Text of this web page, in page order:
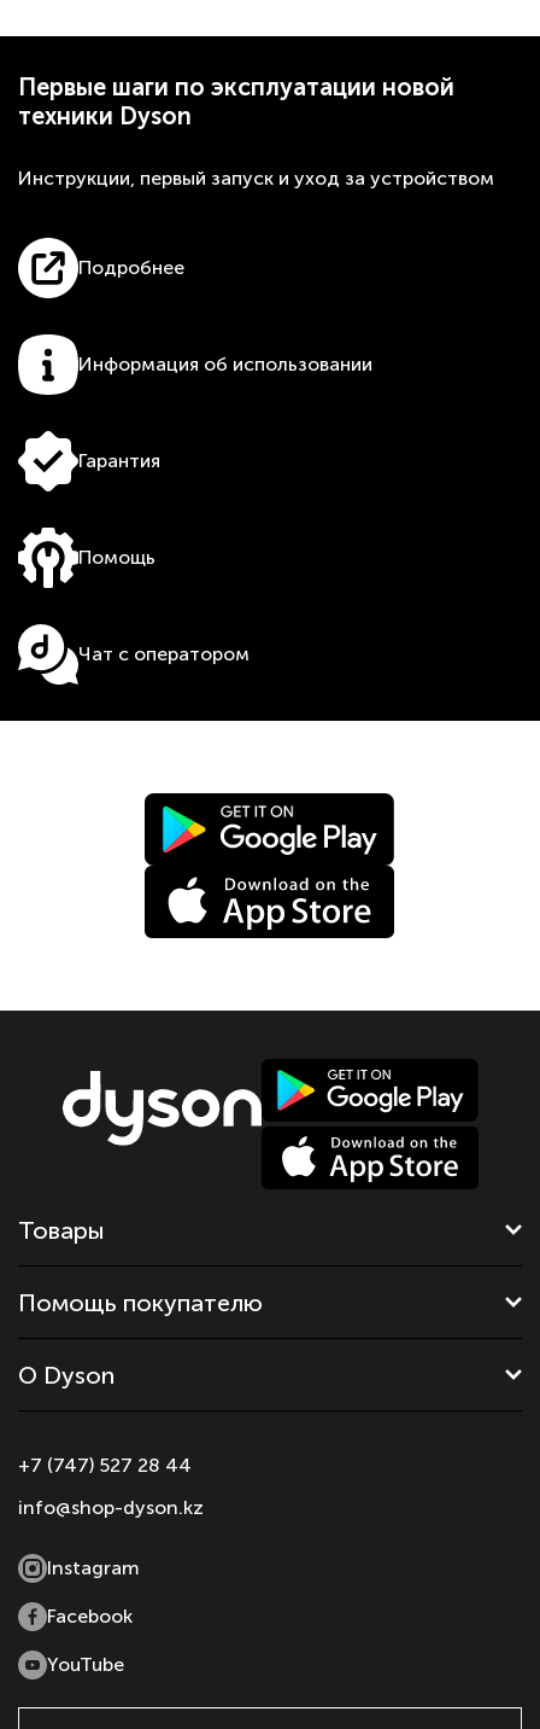
Первые шаги по эксплуатации новой
техники Dyson
Инструкции, первый запуск и уход за устройством
Подробнее
Информация об использовании
Гарантия
Помощь
Чат с оператором
Товары
Помощь покупателю
О Dyson
+7 (747) 527 28 44
info@shop-dyson.kz
Instagram
Facebook
YouTube